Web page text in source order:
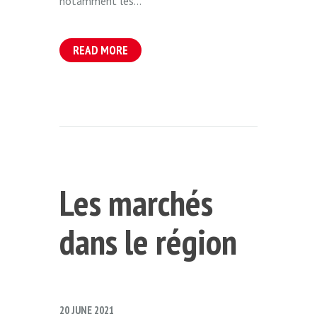
READ MORE
Les marchés
dans le région
20 JUNE 2021